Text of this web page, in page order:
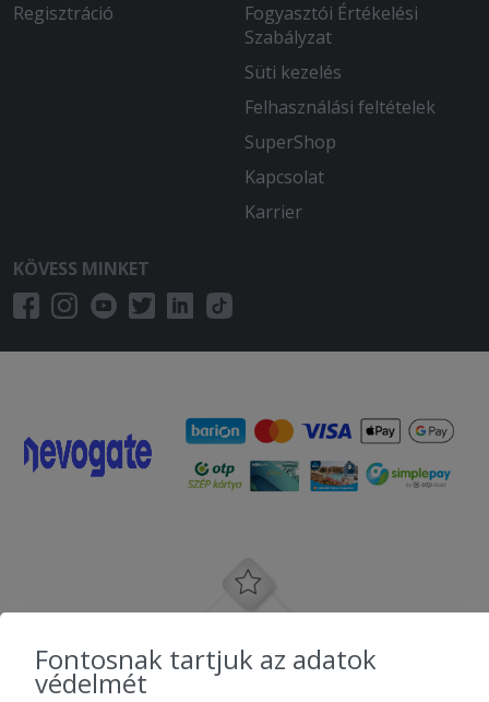
Regisztráció
Fogyasztói Értékelési
Szabályzat
Süti kezelés
Felhasználási feltételek
SuperShop
Kapcsolat
Karrier
KÖVESS MINKET
Fontosnak tartjuk az adatok
védelmét